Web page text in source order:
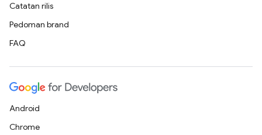
Catatan rilis
Pedoman brand
FAQ
Android
Chrome